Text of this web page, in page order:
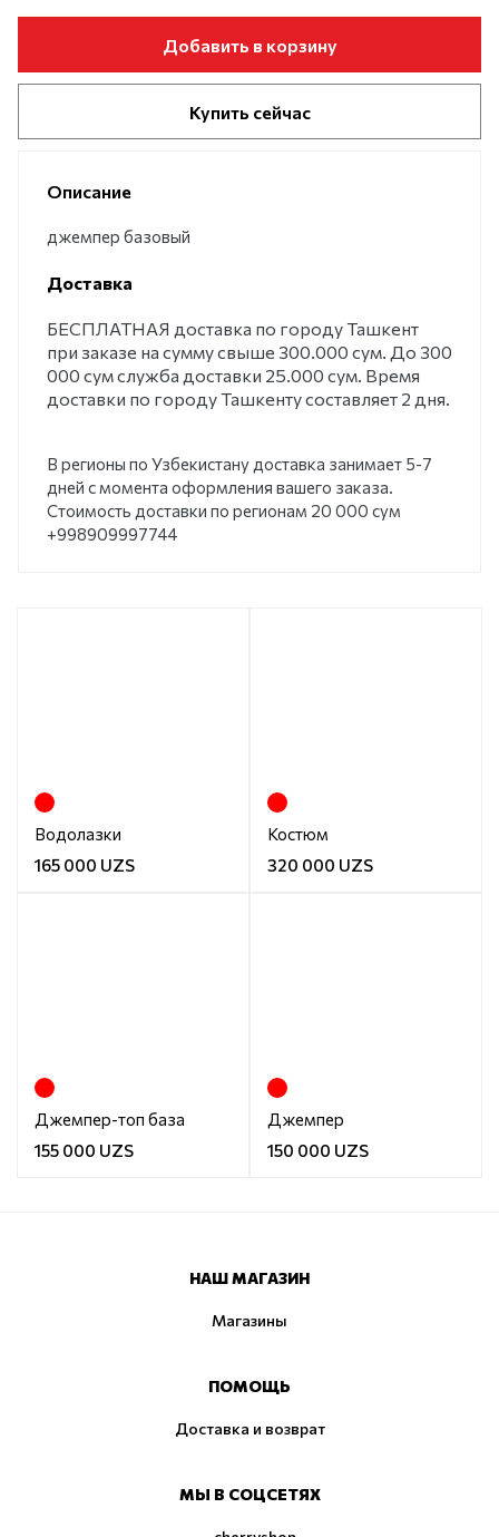
Добавить в корзину
Купить сейчас
Описание
джемпер базовый
Доставка
БЕСПЛАТНАЯ доставка по городу Ташкент
при заказе на сумму свыше 300.000 сум. До 300
000 сум служба доставки 25.000 сум. Время
доставки по городу Ташкенту составляет 2 дня.
В регионы по Узбекистану доставка занимает 5-7
дней с момента оформления вашего заказа.
Стоимость доставки по регионам 20 000 сум
+998909997744
Водолазки
165 000 UZS
Костюм
320 000 UZS
Джемпер-топ база
155 000 UZS
Джемпер
150 000 UZS
НАШ МАГАЗИН
Магазины
ПОМОЩЬ
Доставка и возврат
МЫ В СОЦСЕТЯХ